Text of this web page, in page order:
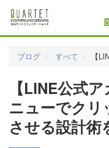
実績・お客様の声
初めて導入をお考えの
ブログ すべて 【
【LINE公式
ニューでクリ
させる設計術